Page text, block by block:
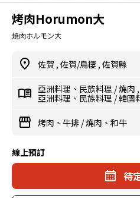
烤肉Horumon大
焼肉ホルモン大
佐賀 , 佐賀/鳥棲 , 佐賀縣
亞洲料理、民族料理 /燒肉 ,
亞洲料理、民族料理 /韓國
烤肉、牛排 /燒肉、和牛
線上預訂
待